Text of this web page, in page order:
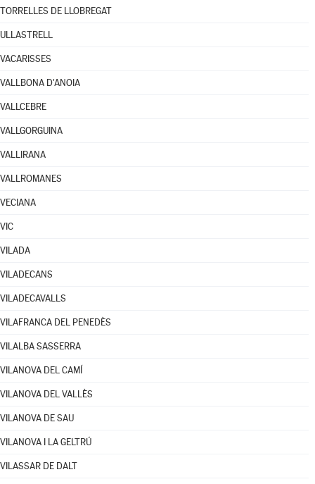
TORRELLES DE LLOBREGAT
ULLASTRELL
VACARISSES
VALLBONA D'ANOIA
VALLCEBRE
VALLGORGUINA
VALLIRANA
VALLROMANES
VECIANA
VIC
VILADA
VILADECANS
VILADECAVALLS
VILAFRANCA DEL PENEDÈS
VILALBA SASSERRA
VILANOVA DEL CAMÍ
VILANOVA DEL VALLÈS
VILANOVA DE SAU
VILANOVA I LA GELTRÚ
VILASSAR DE DALT